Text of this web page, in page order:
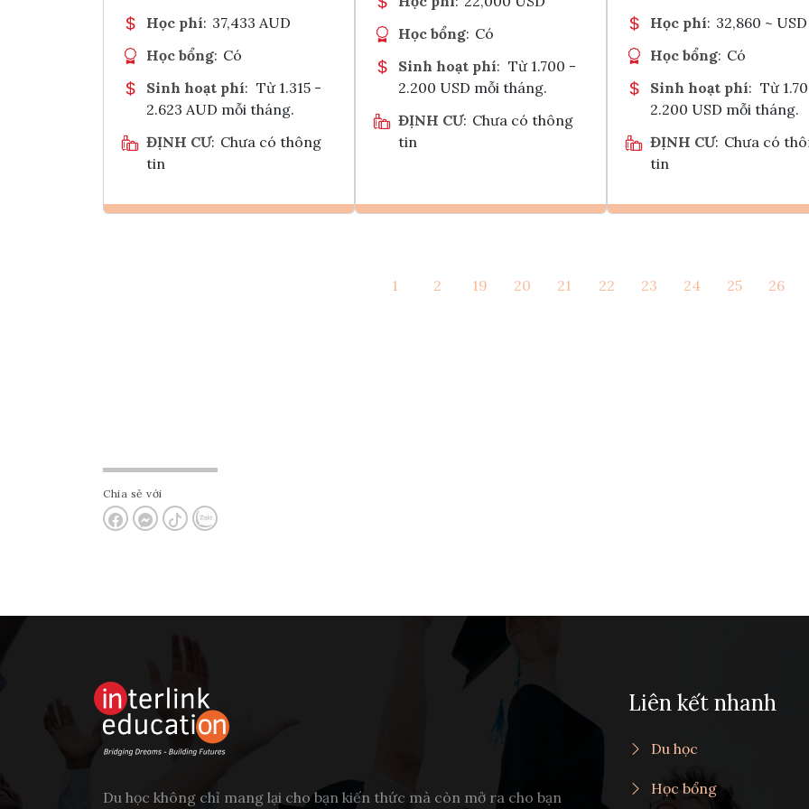
Học phí: 37,433 AUD
Học bổng: Có
Sinh hoạt phí: Từ 1.315 -
2.623 AUD mỗi tháng.
ĐỊNH CƯ: Chưa có thông
tin
Học bổng: Có
Sinh hoạt phí: Từ 1.700 -
2.200 USD mỗi tháng.
ĐỊNH CƯ: Chưa có thông
tin
Tham vấn Interlink
Học phí: 32,860 ~ USD
Học bổng: Có
Sinh hoạt phí: Từ
2.200 USD mỗi tháng.
ĐỊNH CƯ: Chưa có
tin
Tham vấn Interlink
1 2 19 20 21 22 23 24 25 26
Chia sẻ với
Du học không chỉ mang lại cho bạn kiến thức mà còn mở ra cho bạn
Liên kết nhanh
Du học
Học bổng